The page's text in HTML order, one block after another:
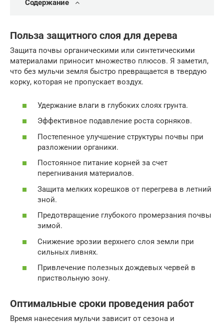
Содержание
Польза защитного слоя для дерева
Защита почвы органическими или синтетическими
материалами приносит множество плюсов. Я заметил,
что без мульчи земля быстро превращается в твердую
корку, которая не пропускает воздух.
Удержание влаги в глубоких слоях грунта.
Эффективное подавление роста сорняков.
Постепенное улучшение структуры почвы при
разложении органики.
Постоянное питание корней за счет
перегнивания материалов.
Защита мелких корешков от перегрева в летний
зной.
Предотвращение глубокого промерзания почвы
зимой.
Снижение эрозии верхнего слоя земли при
сильных ливнях.
Привлечение полезных дождевых червей в
приствольную зону.
Оптимальные сроки проведения работ
Время нанесения мульчи зависит от сезона и